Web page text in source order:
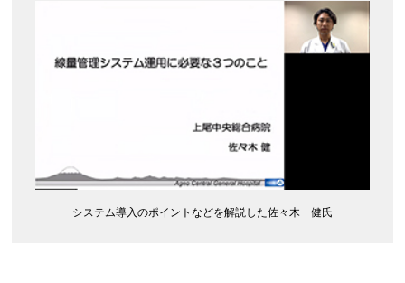
システム導入のポイントなどを解説した佐々木 健氏